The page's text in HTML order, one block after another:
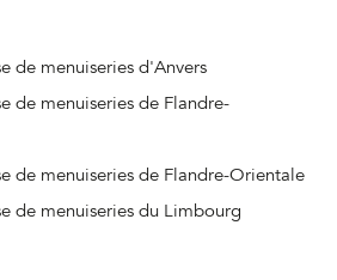
de menuiseries de Tervuren
de menuiseries de Relegem
de menuiseries de Wolvertem
de menuiseries de Rillaar
de menuiseries de Kampenhout
de menuiseries d'Anvers
de menuiseries de Flandre-
de menuiseries de Flandre-Orientale
de menuiseries du Limbourg